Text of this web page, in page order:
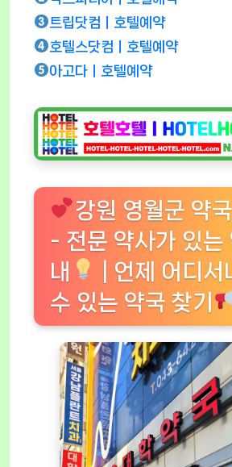
트립닷컴ㅣ호텔예약
호텔스닷컴ㅣ호텔예약
아고다ㅣ호텔예약
강원 영월군 약
- 전문 약사가 있는
내
| 언제 어디서
수 있는 약국 찾기